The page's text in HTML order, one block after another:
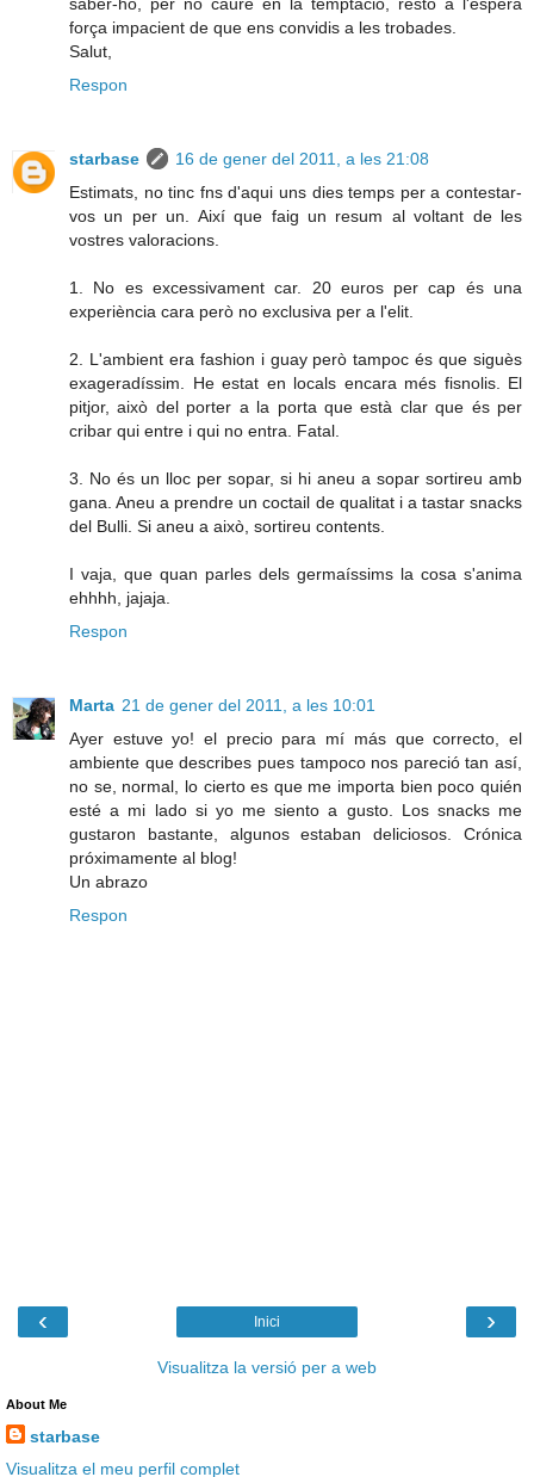
saber-ho, per no caure en la temptació, resto a l'espera
força impacient de que ens convidis a les trobades.
Salut,
Respon
starbase
16 de gener del 2011, a les 21:08
Estimats, no tinc fns d'aqui uns dies temps per a contestar-
vos un per un. Així que faig un resum al voltant de les
vostres valoracions.
1. No es excessivament car. 20 euros per cap és una
experiència cara però no exclusiva per a l'elit.
2. L'ambient era fashion i guay però tampoc és que siguès
exageradíssim. He estat en locals encara més fisnolis. El
pitjor, això del porter a la porta que està clar que és per
cribar qui entre i qui no entra. Fatal.
3. No és un lloc per sopar, si hi aneu a sopar sortireu amb
gana. Aneu a prendre un coctail de qualitat i a tastar snacks
del Bulli. Si aneu a això, sortireu contents.
I vaja, que quan parles dels germaíssims la cosa s'anima
ehhhh, jajaja.
Respon
Marta 21 de gener del 2011, a les 10:01
Ayer estuve yo! el precio para mí más que correcto, el
ambiente que describes pues tampoco nos pareció tan así,
no se, normal, lo cierto es que me importa bien poco quién
esté a mi lado si yo me siento a gusto. Los snacks me
gustaron bastante, algunos estaban deliciosos. Crónica
próximamente al blog!
Un abrazo
Respon
‹ ›
Inici
Visualitza la versió per a web
About Me
starbase
Visualitza el meu perfil complet